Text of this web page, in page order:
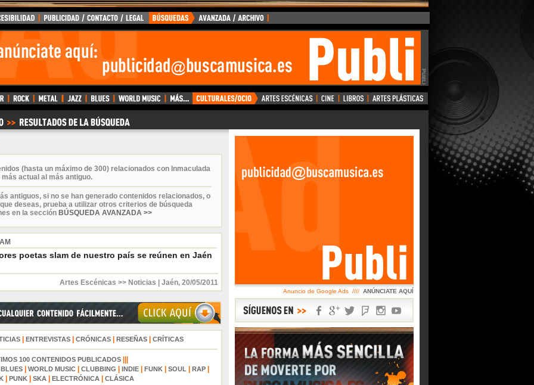
(hasta un máximo de 300) relacionados con Inmaculada
actual al más antiguo.
antiguos, si no se han generado contenidos relacionados, o
deseas, prueba a utilizar otros criterios de búsqueda
en la sección BÚSQUEDA AVANZADA >>
poetas slam de nuestro país se reúnen en Jaén
Artes Escénicas >> Noticias Jaén, 20/05/2011
| ENTREVISTAS| CRÓNICAS| RESEÑAS| CRÍTICAS
100 CONTENIDOS PUBLICADOS
BLUES| WORLD MUSIC| CLUBBING INDIE| FUNK| SOUL| RAP|
| PUNK| SKA| ELECTRÓNICA| CLÁSICA
Anuncio de Google Ads //// ANÚNCIATE AQUÍ